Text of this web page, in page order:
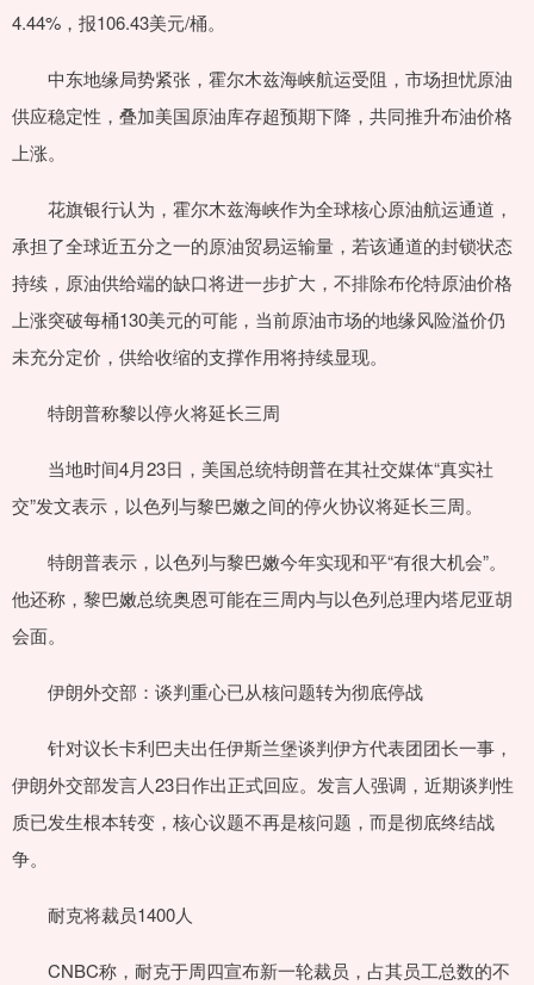
4.44%，报106.43美元/桶。
中东地缘局势紧张，霍尔木兹海峡航运受阻，市场担忧原油
供应稳定性，叠加美国原油库存超预期下降，共同推升布油价格
上涨。
花旗银行认为，霍尔木兹海峡作为全球核心原油航运通道，
承担了全球近五分之一的原油贸易运输量，若该通道的封锁状态
持续，原油供给端的缺口将进一步扩大，不排除布伦特原油价格
上涨突破每桶130美元的可能，当前原油市场的地缘风险溢价仍
未充分定价，供给收缩的支撑作用将持续显现。
特朗普称黎以停火将延长三周
当地时间4月23日，美国总统特朗普在其社交媒体“真实社
交”发文表示，以色列与黎巴嫩之间的停火协议将延长三周。
特朗普表示，以色列与黎巴嫩今年实现和平“有很大机会”。
他还称，黎巴嫩总统奥恩可能在三周内与以色列总理内塔尼亚胡
会面。
伊朗外交部：谈判重心已从核问题转为彻底停战
针对议长卡利巴夫出任伊斯兰堡谈判伊方代表团团长一事，
伊朗外交部发言人23日作出正式回应。发言人强调，近期谈判性
质已发生根本转变，核心议题不再是核问题，而是彻底终结战
争。
耐克将裁员1400人
CNBC称，耐克于周四宣布新一轮裁员，占其员工总数的不